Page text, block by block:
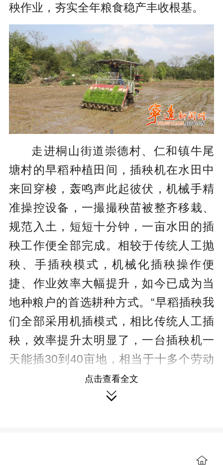
秧作业，夯实全年粮食稳产丰收根基。
走进桐山街道崇德村、仁和镇牛尾
塘村的早稻种植田间，插秧机在水田中
来回穿梭，轰鸣声此起彼伏，机械手精
准操控设备，一撮撮秧苗被整齐移栽、
规范入土，短短十分钟，一亩水田的插
秧工作便全部完成。相较于传统人工抛
秧、手插秧模式，机械化插秧操作便
捷、作业效率大幅提升，如今已成为当
地种粮户的首选耕种方式。“早稻插秧我
们全部采用机插模式，相比传统人工插
秧，效率提升太明显了，一台插秧机一
天能插30到40亩地，相当于十多个劳动
力一天的工作量，机械化插秧作业不仅
省工省力，还能保障插秧质量，能为我
点击查看全文
